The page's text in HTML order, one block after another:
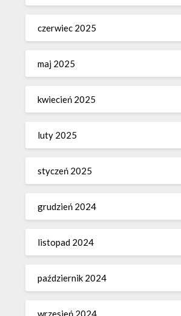
czerwiec 2025
maj 2025
kwiecień 2025
luty 2025
styczeń 2025
grudzień 2024
listopad 2024
październik 2024
wrzesień 2024